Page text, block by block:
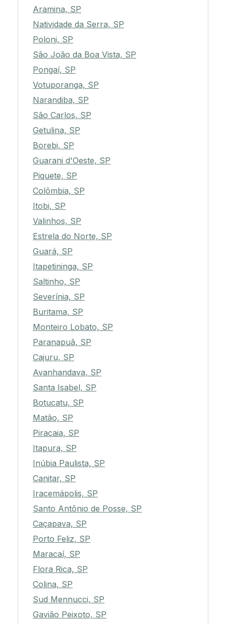
Aramina, SP
Natividade da Serra, SP
Poloni, SP
São João da Boa Vista, SP
Pongaí, SP
Votuporanga, SP
Narandiba, SP
São Carlos, SP
Getulina, SP
Borebi, SP
Guarani d'Oeste, SP
Piquete, SP
Colômbia, SP
Itobi, SP
Valinhos, SP
Estrela do Norte, SP
Guará, SP
Itapetininga, SP
Saltinho, SP
Severínia, SP
Buritama, SP
Monteiro Lobato, SP
Paranapuã, SP
Cajuru, SP
Avanhandava, SP
Santa Isabel, SP
Botucatu, SP
Matão, SP
Piracaia, SP
Itapura, SP
Inúbia Paulista, SP
Canitar, SP
Iracemápolis, SP
Santo Antônio de Posse, SP
Caçapava, SP
Porto Feliz, SP
Maracaí, SP
Flora Rica, SP
Colina, SP
Sud Mennucci, SP
Gavião Peixoto, SP